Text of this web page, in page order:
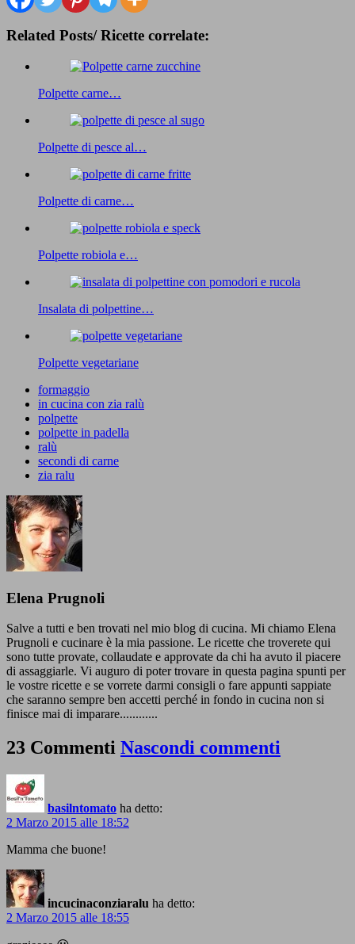
Related Posts/ Ricette correlate:
Polpette carne…
Polpette di pesce al…
Polpette di carne…
Polpette robiola e…
Insalata di polpettine…
Polpette vegetariane
formaggio
in cucina con zia ralù
polpette
polpette in padella
ralù
secondi di carne
zia ralu
Elena Prugnoli
Salve a tutti e ben trovati nel mio blog di cucina. Mi chiamo Elena
Prugnoli e cucinare è la mia passione. Le ricette che troverete qui
sono tutte provate, collaudate e approvate da chi ha avuto il piacere
di assaggiarle. Vi auguro di poter trovare in questa pagina spunti per
le vostre ricette e se vorrete darmi consigli o fare appunti sappiate
che saranno sempre ben accetti perché in fondo in cucina non si
finisce mai di imparare............
23 Commenti Nascondi commenti
basilntomato ha detto:
2 Marzo 2015 alle 18:52
Mamma che buone!
incucinaconziaralu ha detto:
2 Marzo 2015 alle 18:55